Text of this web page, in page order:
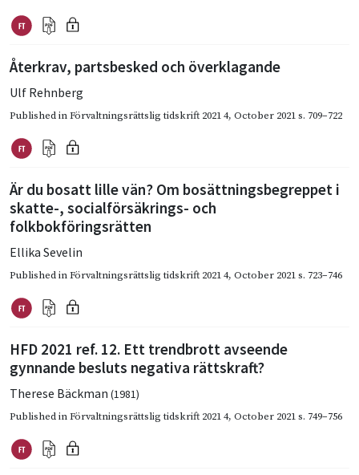
Återkrav, partsbesked och överklagande
Ulf Rehnberg
Published inFörvaltningsrättslig tidskrift 2021 4, October 2021s. 709–722
Är du bosatt lille vän? Om bosättningsbegreppet i
skatte-, socialförsäkrings- och
folkbokföringsrätten
Ellika Sevelin
Published inFörvaltningsrättslig tidskrift 2021 4, October 2021s. 723–746
HFD 2021 ref. 12. Ett trendbrott avseende
gynnande besluts negativa rättskraft?
Therese Bäckman (1981)
Published inFörvaltningsrättslig tidskrift 2021 4, October 2021s. 749–756